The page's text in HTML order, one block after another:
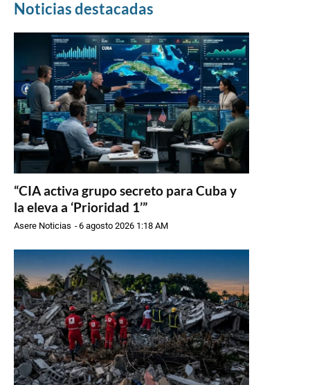
Noticias destacadas
“CIA activa grupo secreto para Cuba y
la eleva a ‘Prioridad 1’”
Asere Noticias -6 agosto 2026 1:18 AM